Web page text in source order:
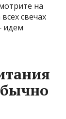
на
свечах
идем